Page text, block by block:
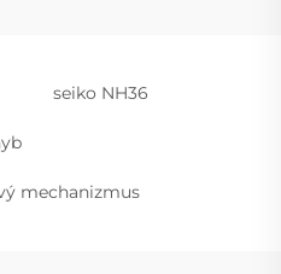
seiko NH36
mechanizmus